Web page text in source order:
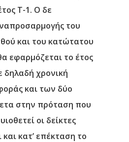
Τ-1. Ο δε
του
και του κατώτατου
εφαρμόζεται το έτος
χρονική
και των δύο
στην πρόταση που
οι δείκτες
και κατ’ επέκταση το